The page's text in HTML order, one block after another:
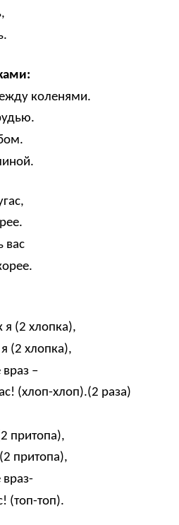
коленями.
вас
я (2 хлопка),
(2 хлопка),
враз –
(хлоп-хлоп).(2 раза)
притопа),
притопа),
враз-
(топ-топ).